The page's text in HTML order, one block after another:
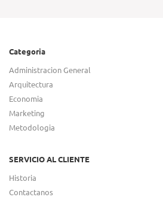
Categoria
Administracion General
Arquitectura
Economia
Marketing
Metodologia
SERVICIO AL CLIENTE
Historia
Contactanos